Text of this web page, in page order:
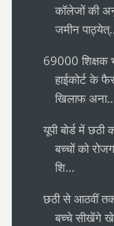
कॉलेजों की
जमीन
69000 शिक्षक
हाईकोर्ट के
खिलाफ
यूपी बोर्ड में छठी
बच्चों को
शि...
छठी से आठवीं
बच्चे सीखेंगे